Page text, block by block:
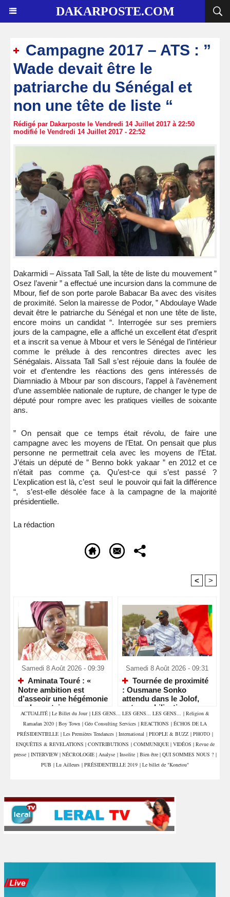
DAKARPOSTE.COM
Campagne 2017 – ATS : ”
Wade devait être le
patriarche du Sénégal et
non une tête de liste “
Rédigé par Dakarposte le Vendredi 14 Juillet 2017 à 22:50
modifié le Vendredi 14 Juillet 2017 - 22:52
Dakarmidi – Aïssata Tall Sall, la tête de liste du mouvement ”
Osez l’avenir ” a effectué une incursion dans la commune de
Mbour, fief de son porte parole Babacar Ba avec des visites
de proximité. Selon la mairesse de Podor, ” Abdoulaye Wade
devait être le patriarche du Sénégal et non une tête de liste,
encore moins un candidat “. Interrogée sur ses premiers
jours de la campagne, elle a affiché un excellent état d’esprit
et a inscrit sa venue à Mbour et vers le Sénégal de l’intérieur
comme le prélude à des rencontres directes avec les
Sénégalais. Aïssata Tall Sall s’est réjouie dans la foulée de
voir et d’entendre les réactions des gens intéressés de
Diamniadio à Mbour par son discours, l’appel à l’avènement
d’une assemblée nationale de rupture, de changer le type de
député pour rompre avec les pratiques vieilles de soixante
ans.
” On pensait que ce temps était révolu, de faire une
campagne avec les moyens de l’Etat. On pensait que plus
personne ne permettrait cela avec les moyens de l’Etat.
J’étais un député de ” Benno bokk yakaar ” en 2012 et ce
n’était pas comme ça. Qu’est-ce qui s’est passé ?
L’explication est là, c’est seul le pouvoir qui fait la différence
“, s’est-elle désolée face à la campagne de la majorité
présidentielle.
La rédaction
< >
Samedi 8 Août 2026 - 09:39
Aminata Touré : «
Notre ambition est
d’asseoir une hégémonie
parlementaire »
Samedi 8 Août 2026 - 09:31
Tournée de proximité
: Ousmane Sonko
attendu dans le Jolof,
entre mobilisation
militante et retrouvailles
politiques
ACTUALITÉ | Le Billet du Jour | LES GENS... LES GENS... LES GENS... | Religion &
Ramadan 2020 | Boy Town | Géo Consulting Services | REACTIONS | ÉCHOS DE LA
PRÉSIDENTIELLE | Les Premières Tendances | International | PEOPLE & BUZZ | PHOTO |
ENQUÊTES & REVELATIONS | CONTRIBUTIONS | COMMUNIQUE | VIDÉOS | Revue de
presse | INTERVIEW | NÉCROLOGIE | Analyse | Insolite | Bien être | QUI SOMMES NOUS ? |
PUB | Lu Ailleurs | PRÉSIDENTIELLE 2019 | Le billet de "Konetou"